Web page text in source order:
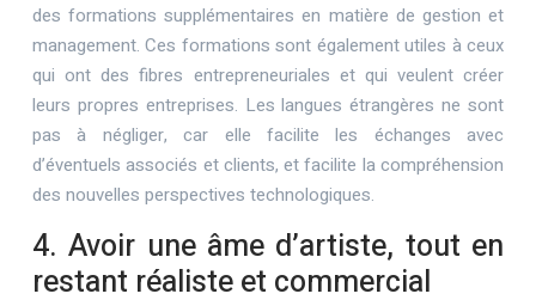
des formations supplémentaires en matière de gestion et
management. Ces formations sont également utiles à ceux
qui ont des fibres entrepreneuriales et qui veulent créer
leurs propres entreprises. Les langues étrangères ne sont
pas à négliger, car elle facilite les échanges avec
d’éventuels associés et clients, et facilite la compréhension
des nouvelles perspectives technologiques.
4. Avoir une âme d’artiste, tout en
restant réaliste et commercial